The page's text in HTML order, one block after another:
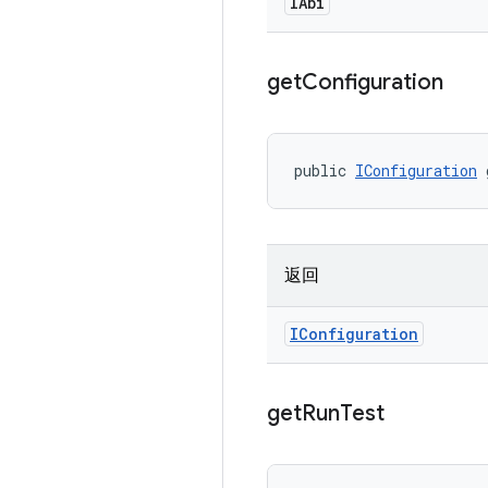
getConfiguration
public IConfiguration
返回
IConfiguration
getRunTest